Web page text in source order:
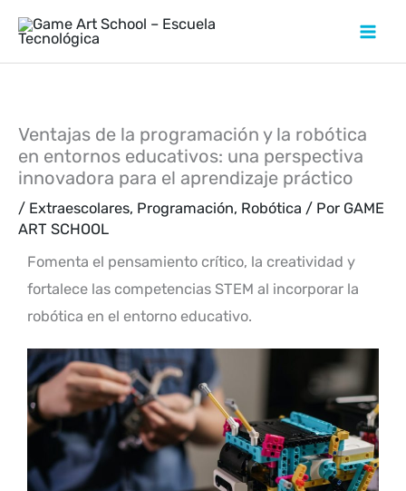
Ventajas de la programación y la robótica
en entornos educativos: una perspectiva
innovadora para el aprendizaje práctico
/ Extraescolares, Programación, Robótica / Por GAME
ART SCHOOL
Fomenta el pensamiento crítico, la creatividad y
fortalece las competencias STEM al incorporar la
robótica en el entorno educativo.